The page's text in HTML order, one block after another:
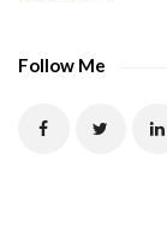
Follow Me